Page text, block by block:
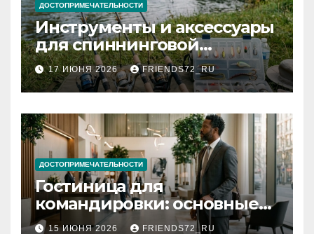
ДОСТОПРИМЕЧАТЕЛЬНОСТИ
Инструменты и аксессуары
для спиннинговой
рыбалки: назначение и
типы
17 ИЮНЯ 2026 FRIENDS72_RU
ДОСТОПРИМЕЧАТЕЛЬНОСТИ
Гостиница для
командировки: основные
критерии выбора
15 ИЮНЯ 2026 FRIENDS72_RU